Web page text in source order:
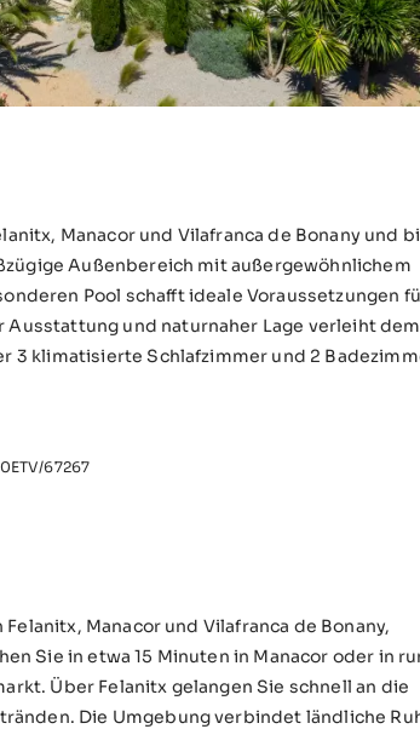
Manacor und Vilafranca de Bonany und
Außenbereich mit außergewöhnlichem
Pool schafft ideale Voraussetzungen
und naturnaher Lage verleiht dem
3 klimatisierte Schlafzimmer und 2
67267
Manacor und Vilafranca de Bonany,
Sie in etwa 15 Minuten in Manacor oder in
Über Felanitx gelangen Sie schnell an die
Die Umgebung verbindet ländliche